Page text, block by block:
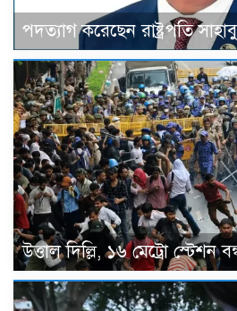
পদত্যাগ করেছেন রাষ্ট্রপতি
উত্তাল দিল্লি, ১৬ মেট্রো স্টেশন